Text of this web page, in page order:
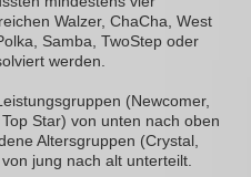
Walzer, ChaCha, West
Samba, TwoStep oder
werden.
(Newcomer,
Star) von unten nach oben
Altersgruppen (Crystal,
jung nach alt unterteilt.